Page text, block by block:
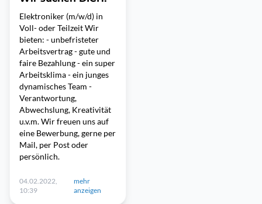
Elektroniker (m/w/d) in
Voll- oder Teilzeit Wir
bieten: - unbefristeter
Arbeitsvertrag - gute und
faire Bezahlung - ein super
Arbeitsklima - ein junges
dynamisches Team -
Verantwortung,
Abwechslung, Kreativität
u.v.m. Wir freuen uns auf
eine Bewerbung, gerne per
Mail, per Post oder
persönlich.
04.02.2022,
10:39
mehr
anzeigen